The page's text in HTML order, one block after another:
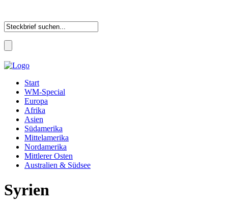
Start
WM-Special
Europa
Afrika
Asien
Südamerika
Mittelamerika
Nordamerika
Mittlerer Osten
Australien & Südsee
Syrien